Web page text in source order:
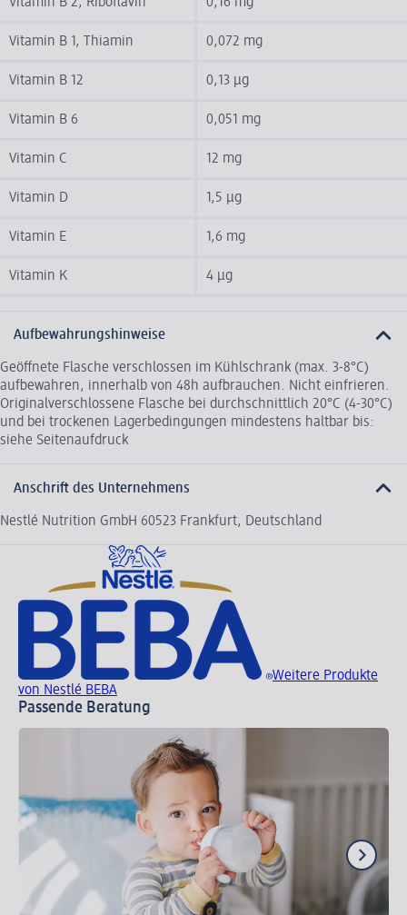
Vitamin B 1, Thiamin 0,072 mg
Vitamin B 12 0,13 µg
Vitamin B 6 0,051 mg
Vitamin C 12 mg
Vitamin D 1,5 µg
Vitamin E 1,6 mg
Vitamin K 4 µg
Aufbewahrungshinweise
Geöffnete Flasche verschlossen im Kühlschrank (max. 3-8°C)
aufbewahren, innerhalb von 48h aufbrauchen. Nicht einfrieren.
Originalverschlossene Flasche bei durchschnittlich 20°C (4-30°C)
und bei trockenen Lagerbedingungen mindestens haltbar bis:
siehe Seitenaufdruck
Anschrift des Unternehmens
Nestlé Nutrition GmbH 60523 Frankfurt, Deutschland
Weitere Produkte
von Nestlé BEBA
Passende Beratung